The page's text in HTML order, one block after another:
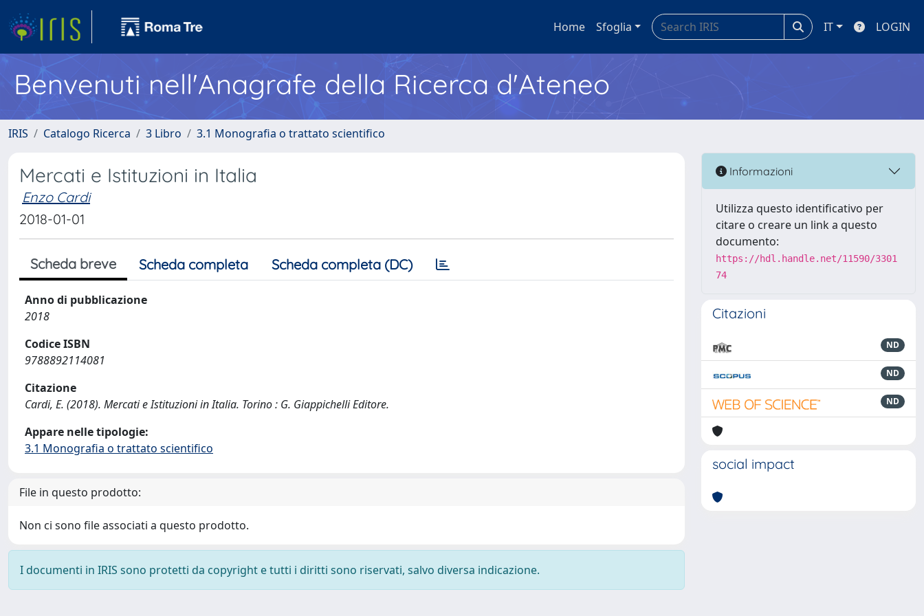
Home Sfoglia IT LOGIN
Benvenuti nell'Anagrafe della Ricerca d'Ateneo
IRIS Catalogo Ricerca 3 Libro 3.1 Monografia o trattato scientifico
Mercati e Istituzioni in Italia
Enzo Cardi
2018-01-01
Scheda breve Scheda completa Scheda completa (DC)
Anno di pubblicazione
2018
Codice ISBN
9788892114081
Citazione
Cardi, E. (2018). Mercati e Istituzioni in Italia. Torino : G. Giappichelli Editore.
Appare nelle tipologie:
3.1 Monografia o trattato scientifico
File in questo prodotto:
Non ci sono file associati a questo prodotto.
I documenti in IRIS sono protetti da copyright e tutti i diritti sono riservati, salvo diversa indicazione.
Informazioni
Utilizza questo identificativo per
citare o creare un link a questo
documento:
https://hdl.handle.net/11590/3301
74
Citazioni
ND
ND
ND
social impact